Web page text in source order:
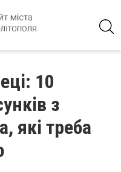
10
з
які треба